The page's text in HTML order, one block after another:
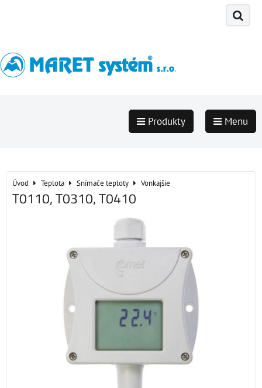
Produkty Menu
Úvod Teplota Snímače teploty Vonkajšie
T0110, T0310, T0410